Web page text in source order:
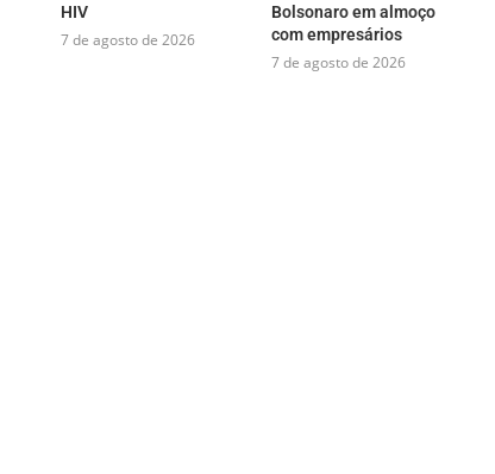
HIV
7 de agosto de 2026
Bolsonaro em almoço
com empresários
7 de agosto de 2026